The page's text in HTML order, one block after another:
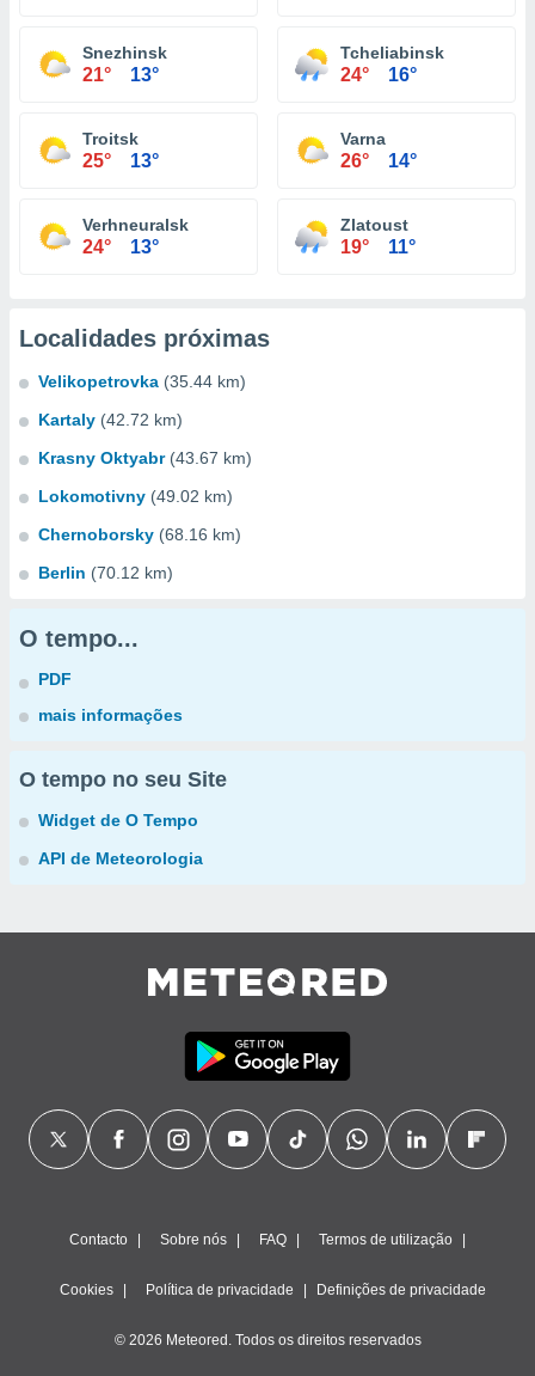
Snezhinsk
21° 13°
Tcheliabinsk
24° 16°
Troitsk
25° 13°
Varna
26° 14°
Verhneuralsk
24° 13°
Zlatoust
19° 11°
Localidades próximas
Velikopetrovka (35.44 km)
Kartaly (42.72 km)
Krasny Oktyabr (43.67 km)
Lokomotivny (49.02 km)
Chernoborsky (68.16 km)
Berlin (70.12 km)
O tempo...
PDF
mais informações
O tempo no seu Site
Widget de O Tempo
API de Meteorologia
Contacto Sobre nós FAQ Termos de utilização
Cookies Política de privacidade Definições de privacidade
© 2026 Meteored. Todos os direitos reservados